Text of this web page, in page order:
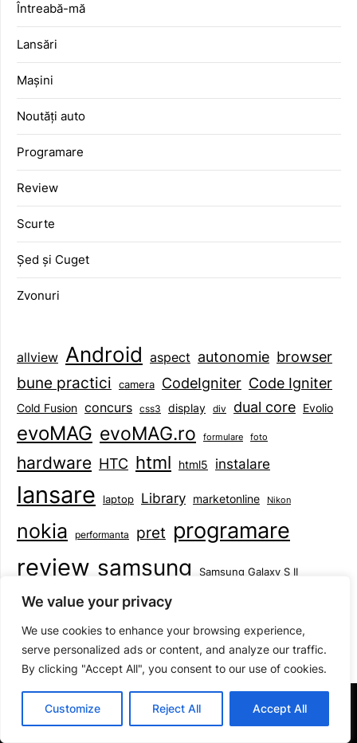
We value your privacy
We use cookies to enhance your browsing experience,
serve personalized ads or content, and analyze our traffic.
By clicking "Accept All", you consent to our use of cookies.
Customize Reject All Accept All
Întreabă-mă
Lansări
Mașini
Noutăți auto
Programare
Review
Scurte
Șed și Cuget
Zvonuri
allview Android aspect autonomie browser
bune practici camera CodeIgniter Code Igniter
Cold Fusion concurs css3 display div dual core Evolio
evoMAG evoMAG.ro formulare foto
hardware HTC html html5 instalare
lansare laptop Library marketonline Nikon
nokia performanta pret programare
review samsung Samsung Galaxy S II
smartphone specificatii standarde
©2026 Mihai Baboi | Design:Newspaperly WordPress